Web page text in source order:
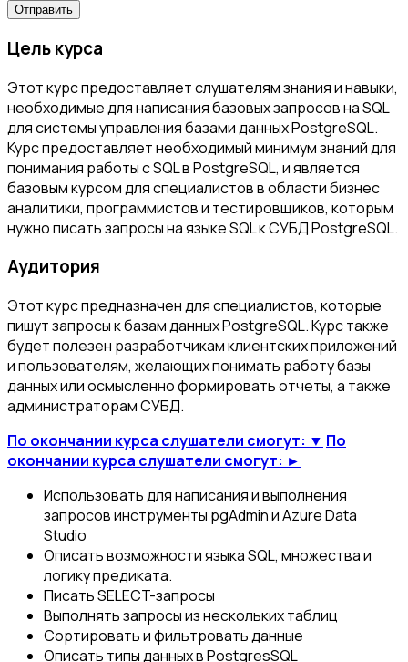
Цель курса
Этот курс предоставляет слушателям знания и навыки,
необходимые для написания базовых запросов на SQL
для системы управления базами данных PostgreSQL.
Курс предоставляет необходимый минимум знаний для
понимания работы c SQL в PostgreSQL, и является
базовым курсом для специалистов в области бизнес
аналитики, программистов и тестировщиков, которым
нужно писать запросы на языке SQL к СУБД PostgreSQL.
Аудитория
Этот курс предназначен для специалистов, которые
пишут запросы к базам данных PostgreSQL. Курс также
будет полезен разработчикам клиентских приложений
и пользователям, желающих понимать работу базы
данных или осмысленно формировать отчеты, а также
администраторам СУБД.
По окончании курса слушатели смогут: ▼ По
окончании курса слушатели смогут: ►
Использовать для написания и выполнения
запросов инструменты pgAdmin и Azure Data
Studio
Описать возможности языка SQL, множества и
логику предиката.
Писать SELECT-запросы
Выполнять запросы из нескольких таблиц
Сортировать и фильтровать данные
Описать типы данных в PostgresSQL